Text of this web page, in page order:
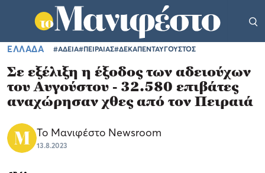
ΕΛΛΑΔΑ #ΑΔΕΙΑ#ΠΕΙΡΑΙΑΣ#ΔΕΚΑΠΕΝΤΑΥΓΟΥΣΤΟΣ
Σε εξέλιξη η έξοδος των αδειούχων
του Αυγούστου - 32.580 επιβάτες
αναχώρησαν χθες από τον Πειραιά
Το Μανιφέστο Newsroom
13.8.2023